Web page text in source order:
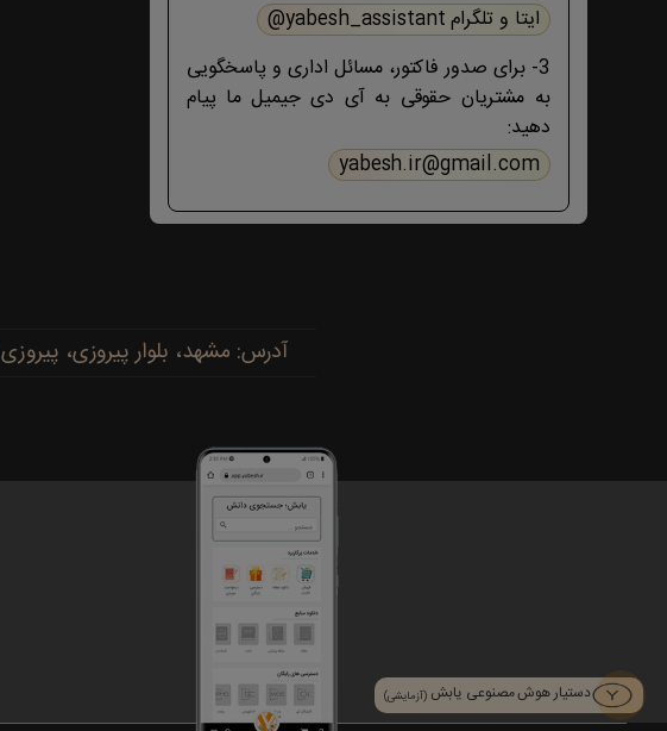
دستیار هوش مصنوعی یابش (آزمایشی)
ایتا و تلگرام yabesh_assistant@
3- برای صدور فاکتور، مسائل اداری و پاسخگویی
به مشتریان حقوقی به آی دی جیمیل ما پیام
دهید:
yabesh.ir@gmail.com
آدرس: مشهد، بلوار پیروزی، پیروزی ۱۵، رضوی ۱۶ - دهخدا ۱۲، پلاک ۱۴ ──── کدپستی: ۹۱۷۷۷۳۴۴۸۶